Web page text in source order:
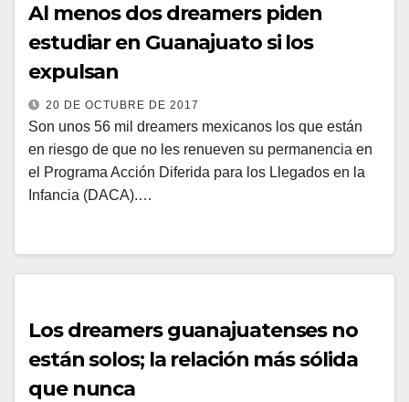
Al menos dos dreamers piden
estudiar en Guanajuato si los
expulsan
20 DE OCTUBRE DE 2017
Son unos 56 mil dreamers mexicanos los que están
en riesgo de que no les renueven su permanencia en
el Programa Acción Diferida para los Llegados en la
Infancia (DACA).…
Los dreamers guanajuatenses no
están solos; la relación más sólida
que nunca